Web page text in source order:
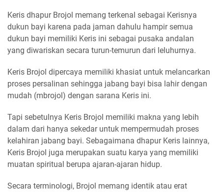
Keris dhapur Brojol memang terkenal sebagai Kerisnya
dukun bayi karena pada jaman dahulu hampir semua
dukun bayi memiliki Keris ini sebagai pusaka andalan
yang diwariskan secara turun-temurun dari leluhurnya.
Keris Brojol dipercaya memiliki khasiat untuk melancarkan
proses persalinan sehingga jabang bayi bisa lahir dengan
mudah (mbrojol) dengan sarana Keris ini.
Tapi sebetulnya Keris Brojol memiliki makna yang lebih
dalam dari hanya sekedar untuk mempermudah proses
kelahiran jabang bayi. Sebagaimana dhapur Keris lainnya,
Keris Brojol juga merupakan suatu karya yang memiliki
muatan spiritual berupa ajaran-ajaran hidup.
Secara terminologi, Brojol memang identik atau erat